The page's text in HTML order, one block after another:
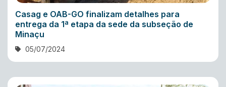
Casag e OAB-GO finalizam detalhes para
entrega da 1ª etapa da sede da subseção de
Minaçu
05/07/2024